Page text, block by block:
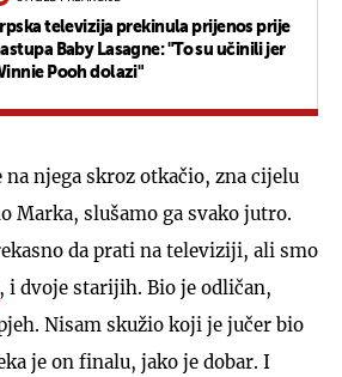
televizija prekinula prijenos prije
Baby Lasagne: "To su učinili jer
Pooh dolazi"
njega skroz otkačio, zna cijelu
Marka, slušamo ga svako jutro.
da prati na televiziji, ali smo
, i dvoje starijih. Bio je odličan,
Nisam skužio koji je jučer bio
je on finalu, jako je dobar. I